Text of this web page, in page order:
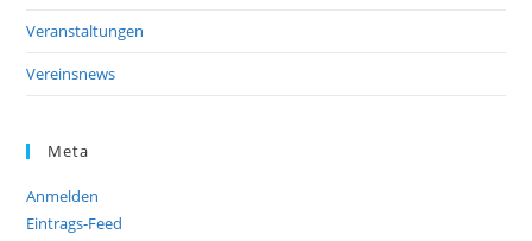
Veranstaltungen
Vereinsnews
Meta
Anmelden
Eintrags-Feed